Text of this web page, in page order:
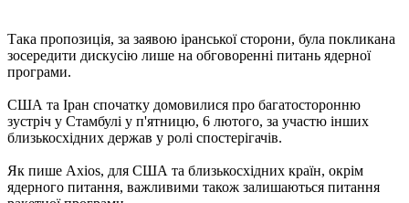
Така пропозиція, за заявою іранської сторони, була покликана
зосередити дискусію лише на обговоренні питань ядерної
програми.
США та Іран спочатку домовилися про багатосторонню
зустріч у Стамбулі у п'ятницю, 6 лютого, за участю інших
близькосхідних держав у ролі спостерігачів.
Як пише Axios, для США та близькосхідних країн, окрім
ядерного питання, важливими також залишаються питання